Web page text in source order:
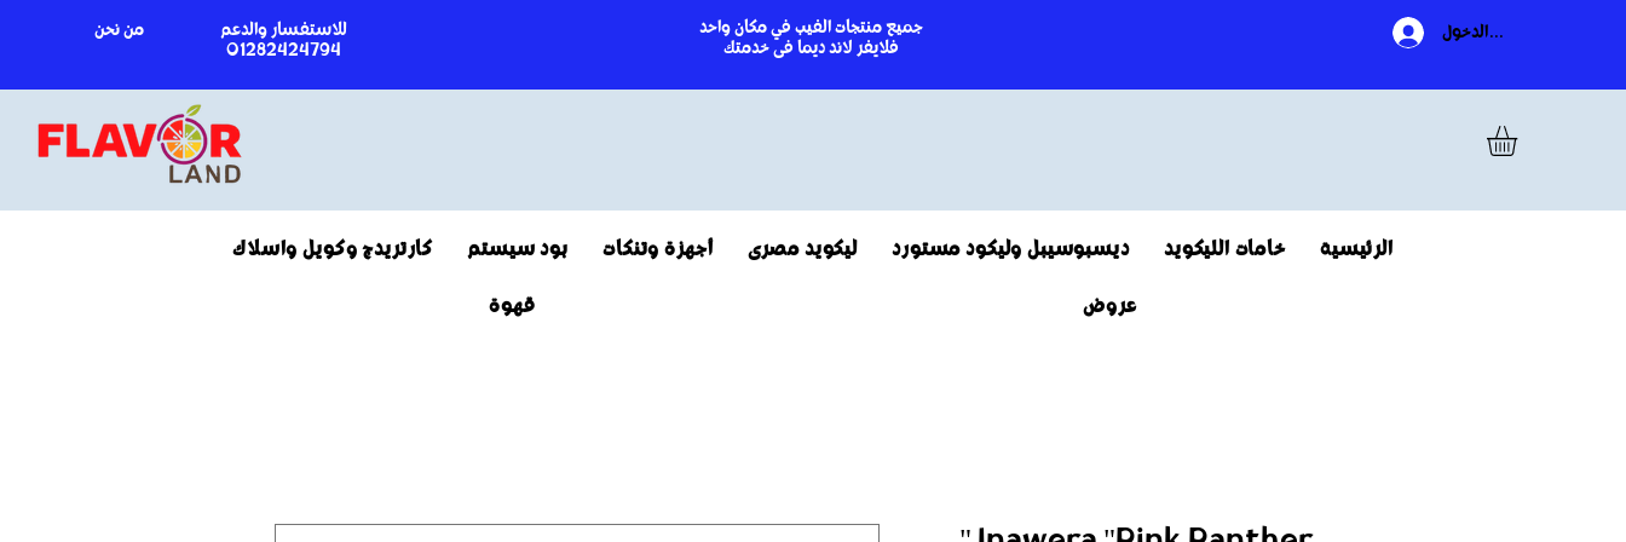
للاستفسار والدعم
01282424794
من نحن
جميع منتجات الفيب في مكان واحد
فلايفر لاند ديما فى خدمتك
تسجيل الدخول
الرئيسية خامات الليكويد ديسبوسيبل وليكود مستورد ليكويد مصرى أجهزة وتنكات بود سيستم كارتريدج وكويل واسلاك
عروض قهوة